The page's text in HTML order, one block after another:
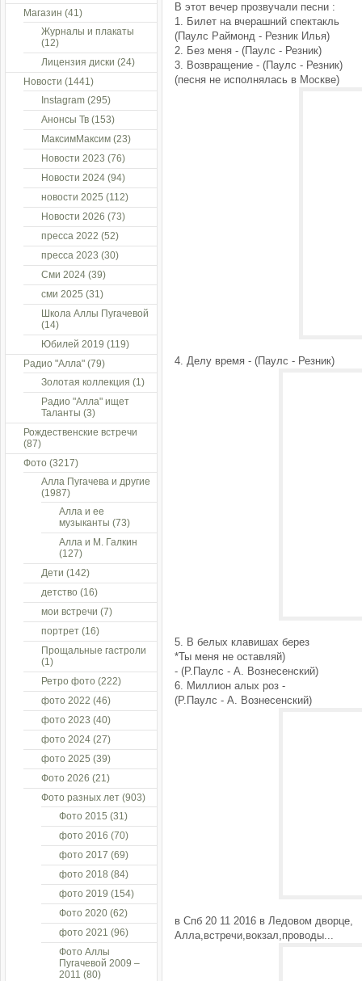
В этот вечер прозвучали песни :
1. Билет на вчерашний спектакль
(Паулс Раймонд - Резник Илья)
2. Без меня - (Паулс - Резник)
3. Возвращение - (Паулс - Резник)
(песня не исполнялась в Москве)
4. Делу время - (Паулс - Резник)
5. В белых клавишах берез
*Ты меня не оставляй)
- (Р.Паулс - А. Вознесенский)
6. Миллион алых роз -
(Р.Паулс - А. Вознесенский)
в Спб 20 11 2016 в Ледовом дворце,
Алла,встречи,вокзал,проводы...
Магазин (41)
Журналы и плакаты
(12)
Лицензия диски (24)
Новости (1441)
Instagram (295)
Анонсы Тв (153)
МаксимМаксим (23)
Новости 2023 (76)
Новости 2024 (94)
новости 2025 (112)
Новости 2026 (73)
пресса 2022 (52)
пресса 2023 (30)
Сми 2024 (39)
сми 2025 (31)
Школа Аллы Пугачевой
(14)
Юбилей 2019 (119)
Радио "Алла" (79)
Золотая коллекция (1)
Радио "Алла" ищет
Таланты (3)
Рождественские встречи
(87)
Фото (3217)
Алла Пугачева и другие
(1987)
Алла и ее
музыканты (73)
Алла и М. Галкин
(127)
Дети (142)
детство (16)
мои встречи (7)
портрет (16)
Прощальные гастроли
(1)
Ретро фото (222)
фото 2022 (46)
фото 2023 (40)
фото 2024 (27)
фото 2025 (39)
Фото 2026 (21)
Фото разных лет (903)
Фото 2015 (31)
фото 2016 (70)
фото 2017 (69)
фото 2018 (84)
фото 2019 (154)
Фото 2020 (62)
фото 2021 (96)
Фото Аллы
Пугачевой 2009 –
2011 (80)